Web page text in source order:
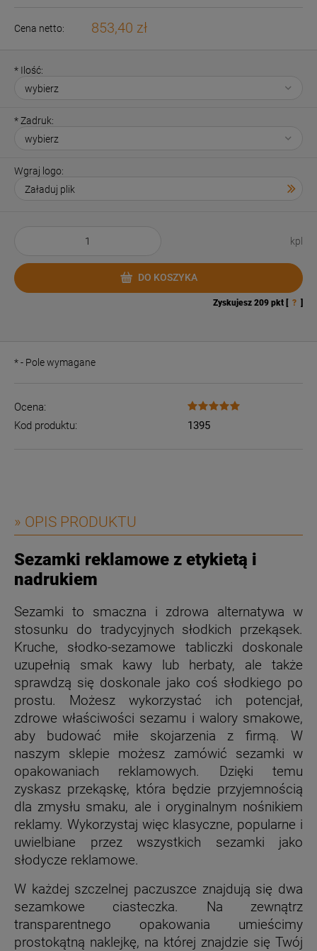
Cena netto: 853,40 zł
* Ilość:
*Zadruk:
Wgraj logo:
kpl
DO KOSZYKA
Zyskujesz 209 pkt [ ? ]
*- Pole wymagane
Ocena:
Kod produktu:
1395
» OPIS PRODUKTU
Sezamki reklamowe z etykietą i
nadrukiem
Sezamki to smaczna i zdrowa alternatywa w
stosunku do tradycyjnych słodkich przekąsek.
Kruche, słodko-sezamowe tabliczki doskonale
uzupełnią smak kawy lub herbaty, ale także
sprawdzą się doskonale jako coś słodkiego po
prostu. Możesz wykorzystać ich potencjał,
zdrowe właściwości sezamu i walory smakowe,
aby budować miłe skojarzenia z firmą. W
naszym sklepie możesz zamówić sezamki w
opakowaniach reklamowych. Dzięki temu
zyskasz przekąskę, która będzie przyjemnością
dla zmysłu smaku, ale i oryginalnym nośnikiem
reklamy. Wykorzystaj więc klasyczne, popularne i
uwielbiane przez wszystkich sezamki jako
słodycze reklamowe.
W każdej szczelnej paczuszce znajdują się dwa
sezamkowe ciasteczka. Na zewnątrz
transparentnego opakowania umieścimy
prostokątną naklejkę, na której znajdzie się Twój